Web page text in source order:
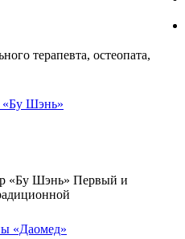
терапевта, остеопата,
«Бу Шэнь»
«Бу Шэнь» Первый и
«Даомед»